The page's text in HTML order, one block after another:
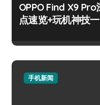
OPPO Find X9
点速览+玩机神技
手机新闻